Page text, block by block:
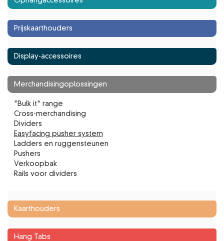
RETOURNEREN
VEILIG BETALEN
PRIVACY POLICY
ACCOUNT GEGEVENS
Prijskaarthouders
Display-accessoires
Merchandisingoplossingen
"Bulk it" range
Cross-merchandising
Dividers
Easyfacing pusher system
Ladders en ruggensteunen
Pushers
Verkoopbak
Rails voor dividers
Kaarthouders
Hang Tabs